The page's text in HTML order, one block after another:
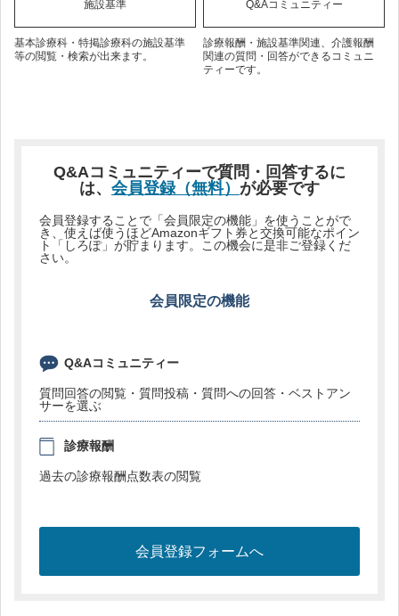
施設基準
基本診療科・特掲診療科の施設基準
等の閲覧・検索が出来ます。
Q&Aコミュニティー
診療報酬・施設基準関連、介護報酬
関連の質問・回答ができるコミュニ
ティーです。
Q&Aコミュニティーで質問・回答するに
は、 会員登録（無料） が必要です
会員登録することで「会員限定の機能」を使うことがで
き、使えば使うほどAmazonギフト券と交換可能なポイン
ト「しろぽ」が貯まります。この機会に是非ご登録くだ
さい。
会員限定の機能
Q&Aコミュニティー
質問回答の閲覧・質問投稿・質問への回答・ベストアン
サーを選ぶ
診療報酬
過去の診療報酬点数表の閲覧
会員登録フォームへ